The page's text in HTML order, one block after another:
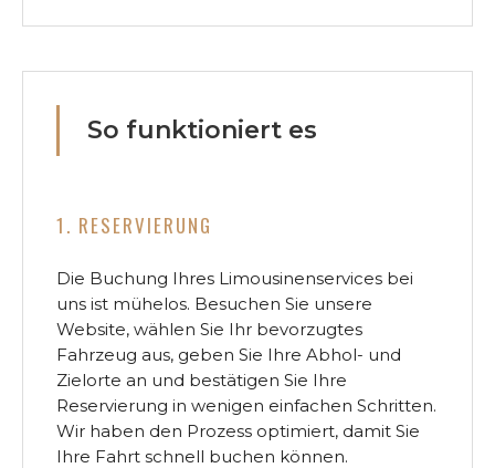
So funktioniert es
1. RESERVIERUNG
Die Buchung Ihres Limousinenservices bei
uns ist mühelos. Besuchen Sie unsere
Website, wählen Sie Ihr bevorzugtes
Fahrzeug aus, geben Sie Ihre Abhol- und
Zielorte an und bestätigen Sie Ihre
Reservierung in wenigen einfachen Schritten.
Wir haben den Prozess optimiert, damit Sie
Ihre Fahrt schnell buchen können.